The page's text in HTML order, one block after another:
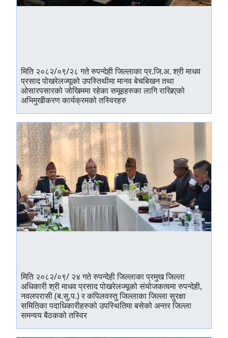
मिति २०८२/०९/२८ गते रुपन्देही जिल्लाका प्र.जि.अ. श्री माधव
प्रसाद पोखरेलज्यूको उपस्तिथीमा मानव बेचबिखन तथा
ओसारपसारको जोखिममा रहेका समूहहरुका लागि राखिएको
अभिमुखीकरण कार्यक्रमको तस्विरहरु
मिति २०८२/०९/ २४ गते रुपन्देही जिल्लाका प्रमुख जिल्ला
अधिकारी श्री माधव प्रसाद पोखरेलज्यूको संयोजकत्वमा रुपन्देही,
नवलपरासी (ब.सु.प.) र कपिलवस्तु जिल्लाका जिल्ला सुरक्षा
समितिका पदाधिकारीहरुको उपस्थितिमा बसेको अन्तर जिल्ला
समन्वय बैठकको तस्विर